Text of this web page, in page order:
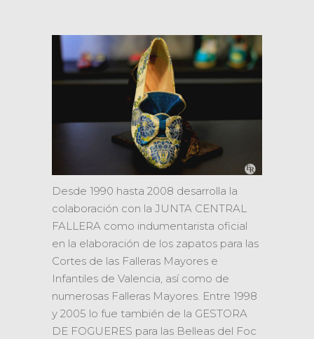
Desde 1990 hasta 2008 desarrolla la
colaboración con la JUNTA CENTRAL
FALLERA como indumentarista oficial
en la elaboración de los zapatos para las
Cortes de las Falleras Mayores e
Infantiles de Valencia, así como de
numerosas Falleras Mayores. Entre 1998
y 2005 lo fue también de la GESTORA
DE FOGUERES para las Belleas del Foc